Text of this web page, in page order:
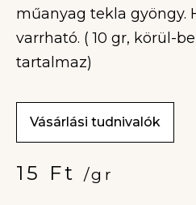
műanyag tekla gyöngy.
varrható. ( 10 gr, körül-
tartalmaz)
Vásárlási tudnivalók
15 Ft /gr